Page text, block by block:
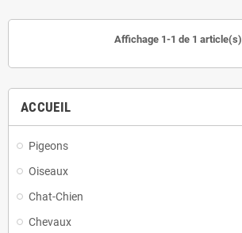
ACCUEIL
Pigeons
Oiseaux
Chat-Chien
Chevaux
Affichage 1-1 de 1 article(s)